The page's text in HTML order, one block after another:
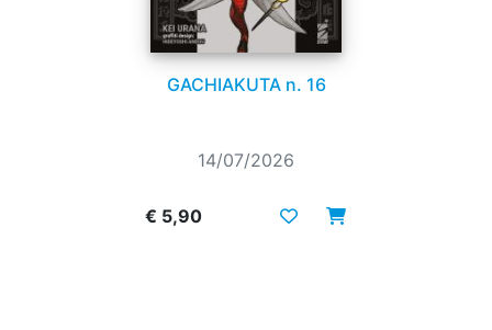
GACHIAKUTA n. 16
14/07/2026
€ 5,90